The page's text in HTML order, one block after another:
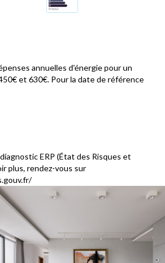
annuelles d'énergie pour un
et 630€. Pour la date de référence
ERP (État des Risques et
plus, rendez-vous sur